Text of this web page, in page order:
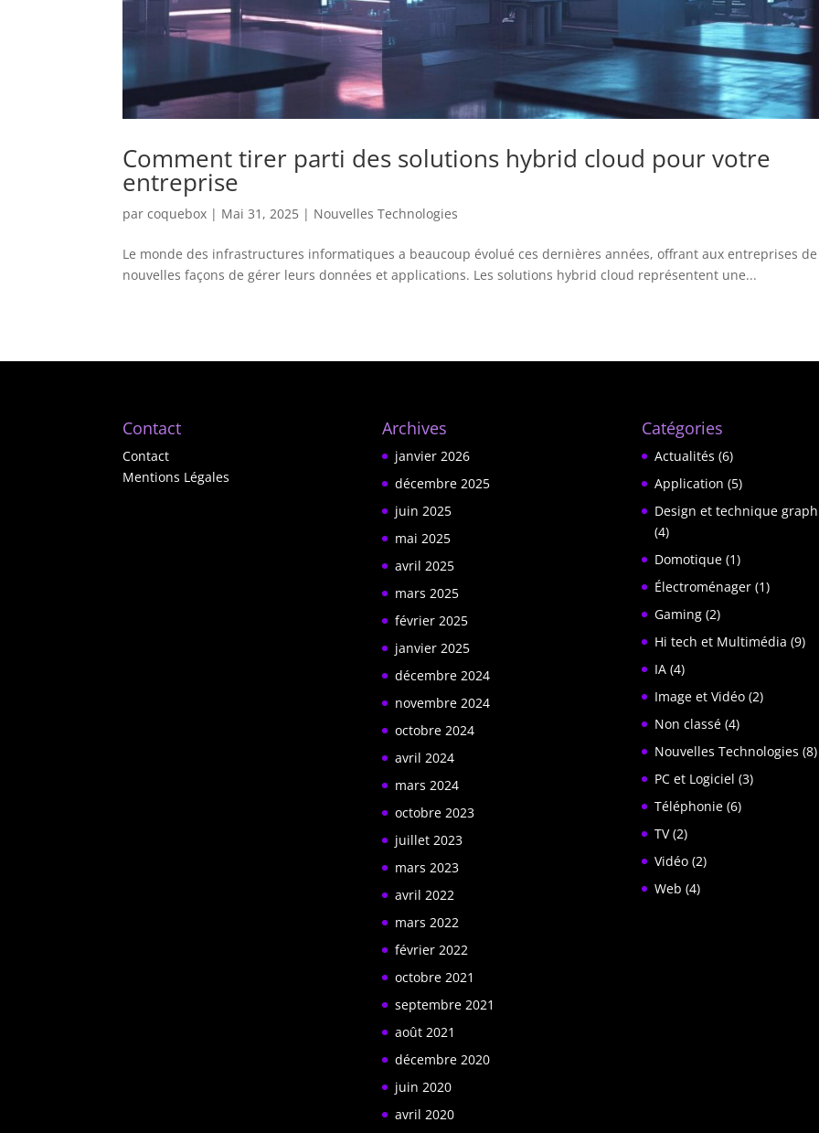
Comment tirer parti des solutions hybrid cloud pour votre
entreprise
parcoquebox | Mai 31, 2025 | Nouvelles Technologies
Le monde des infrastructures informatiques a beaucoup évolué ces dernières années, offrant aux entreprises de
nouvelles façons de gérer leurs données et applications. Les solutions hybrid cloud représentent une...
Contact
Contact
Mentions Légales
Archives
janvier 2026
décembre 2025
juin 2025
mai 2025
avril 2025
mars 2025
février 2025
janvier 2025
décembre 2024
novembre 2024
octobre 2024
avril 2024
mars 2024
octobre 2023
juillet 2023
mars 2023
avril 2022
mars 2022
février 2022
octobre 2021
septembre 2021
août 2021
décembre 2020
juin 2020
avril 2020
Catégories
Actualités (6)
Application (5)
Design et technique
(4)
Domotique(1)
Électroménager(1)
Gaming(2)
Hi tech et Multimédia (9)
IA(4)
Image et Vidéo(2)
Non classé(4)
Nouvelles Technologies (8)
PC et Logiciel (3)
Téléphonie(6)
TV(2)
Vidéo(2)
Web (4)